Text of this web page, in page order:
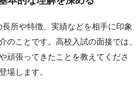
所や特徴、実績などを相手に印象
のことです。高校入試の面接では、
頑張ってきたことを教えてくださ
場します。